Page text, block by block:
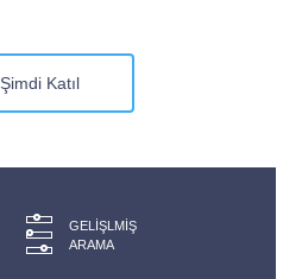
Şimdi Katıl
GELIŞLMIŞ
ARAMA